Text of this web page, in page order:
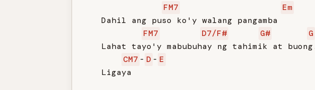
FM7
Em
   Dahil ang puso ko'y walang pangamba
FM7
D7/F# G#
G
Lahat tayo'y mabubuhay ng tahimik at
CM7 - D - E
   Ligaya